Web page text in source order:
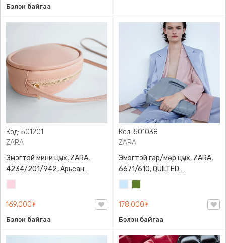
Бэлэн байгаа
Код: 501201
ZARA
Эмэгтэй мини цүнх, ZARA,
4234/201/942, Арьсан
материалтай, LIMITED EDITION
OVAL LEATHER HANDBAG TRF
169,000₮
Бэлэн байгаа
Код: 501038
ZARA
Эмэгтэй гар/мөр цүнх, ZARA,
6671/610, QUILTED
CROSSBODY BAG WITH HANDLE
178,000₮
Бэлэн байгаа